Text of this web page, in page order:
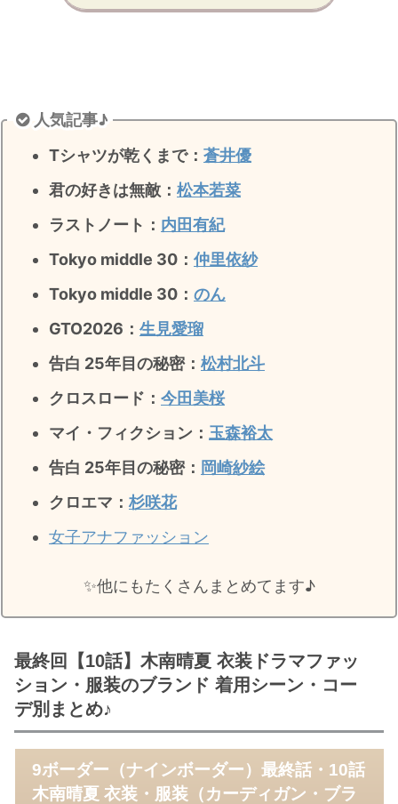
人気記事♪
Tシャツが乾くまで： 蒼井優
君の好きは無敵 ： 松本若菜
ラストノート ： 内田有紀
Tokyo middle 30： 仲里依紗
Tokyo middle 30： のん
GTO2026： 生見愛瑠
告白 25年目の秘密： 松村北斗
クロスロード： 今田美桜
マイ・フィクション： 玉森裕太
告白 25年目の秘密： 岡崎紗絵
クロエマ： 杉咲花
女子アナファッション
✨️他にもたくさんまとめてます♪
最終回【10話】木南晴夏 衣装ドラマファッ
ション・服装のブランド 着用シーン・コー
デ別まとめ♪
9ボーダー（ナインボーダー）最終話・10話
木南晴夏 衣装・服装（カーディガン・ブラ